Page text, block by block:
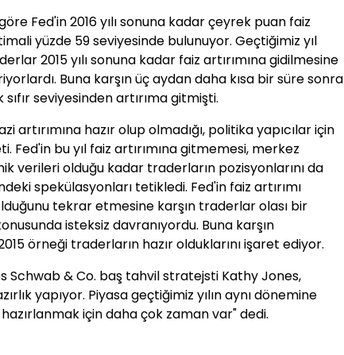
Fed'in 2016 yılı sonuna kadar çeyrek puan faiz
yüzde 59 seviyesinde bulunuyor. Geçtiğimiz yıl
2015 yılı sonuna kadar faiz artırımına gidilmesine
Buna karşın üç aydan daha kısa bir süre sonra
sıfır seviyesinden artırıma gitmişti.
artırımına hazır olup olmadığı, politika yapıcılar için
Fed'in bu yıl faiz artırımına gitmemesi, merkez
verileri olduğu kadar traderların pozisyonlarını da
spekülasyonları tetikledi. Fed'in faiz artırımı
tekrar etmesine karşın traderlar olası bir
isteksiz davranıyordu. Buna karşın
örneği traderların hazır olduklarını işaret ediyor.
Schwab & Co. baş tahvil stratejsti Kathy Jones,
yapıyor. Piyasa geçtiğimiz yılın aynı dönemine
için daha çok zaman var" dedi.